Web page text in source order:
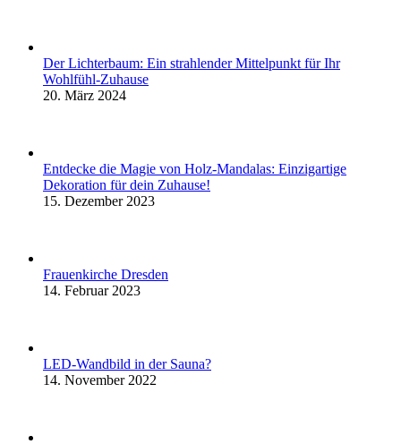
Der Lichterbaum: Ein strahlender Mittelpunkt für Ihr
Wohlfühl-Zuhause
20. März 2024
Entdecke die Magie von Holz-Mandalas: Einzigartige
Dekoration für dein Zuhause!
15. Dezember 2023
Frauenkirche Dresden
14. Februar 2023
LED-Wandbild in der Sauna?
14. November 2022